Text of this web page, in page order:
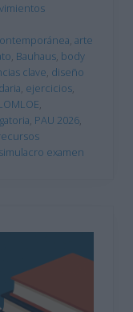
, arte
, Bauhaus, body
clave, diseño
, ejercicios,
,
, PAU 2026,
simulacro examen